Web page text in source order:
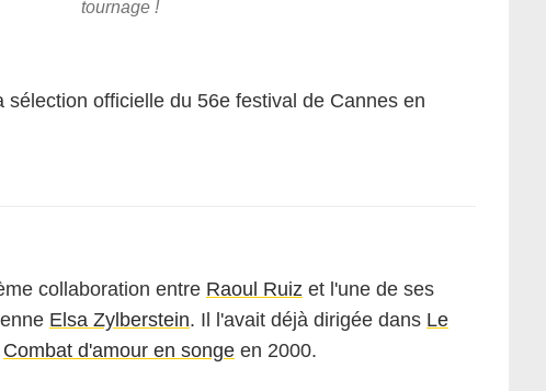
tournage !
sélection officielle du 56e festival de Cannes en
collaboration entre Raoul Ruiz et l'une de ses
Elsa Zylberstein. Il l'avait déjà dirigée dans Le
Combat d'amour en songe en 2000.